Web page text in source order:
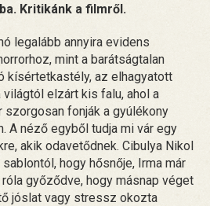
Kritikánk a filmről.
legalább annyira evidens
mint a barátságtalan
kísértetkastély, az elhagyatott
elzárt kis falu, ahol a
fonják a gyúlékony
A néző egyből tudja mi vár egy
akik odavetődnek. Cibulya Nikol
hogy hősnője, Irma már
győződve, hogy másnap véget
jóslat vagy stressz okozta